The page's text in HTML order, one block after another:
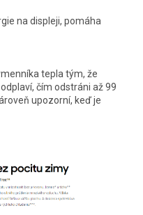
na displeji, pomáha
tepla tým, že
čím odstráni až 99
upozorní, keď je